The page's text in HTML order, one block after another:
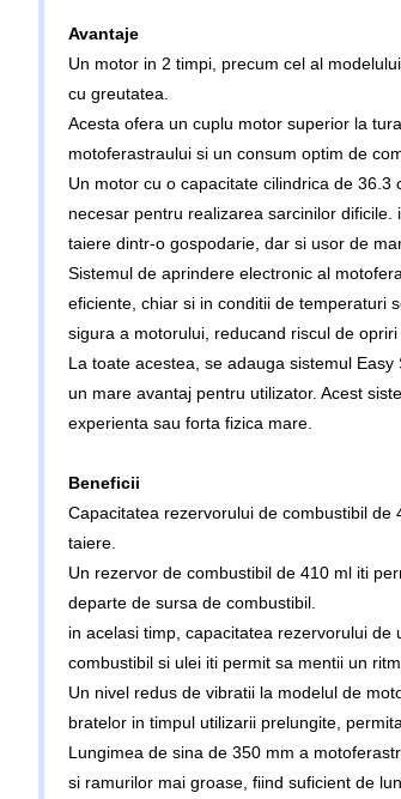
Avantaje
Un motor in 2 timpi, precum cel al
cu greutatea.
Acesta ofera un cuplu motor superior la
motoferastraului si un consum optim de
Un motor cu o capacitate cilindrica de
necesar pentru realizarea sarcinilor
taiere dintr-o gospodarie, dar si usor de
Sistemul de aprindere electronic al
eficiente, chiar si in conditii de temperaturi
sigura a motorului, reducand riscul de
La toate acestea, se adauga sistemul
un mare avantaj pentru utilizator. Acest
experienta sau forta fizica mare.
Beneficii
Capacitatea rezervorului de combustibil
taiere.
Un rezervor de combustibil de 410 ml iti
departe de sursa de combustibil.
in acelasi timp, capacitatea rezervorului
combustibil si ulei iti permit sa mentii un
Un nivel redus de vibratii la modelul de
bratelor in timpul utilizarii prelungite,
Lungimea de sina de 350 mm a
si ramurilor mai groase, fiind suficient de